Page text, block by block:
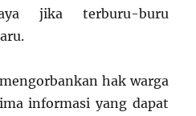
jika terburu-buru
hak warga
informasi yang dapat